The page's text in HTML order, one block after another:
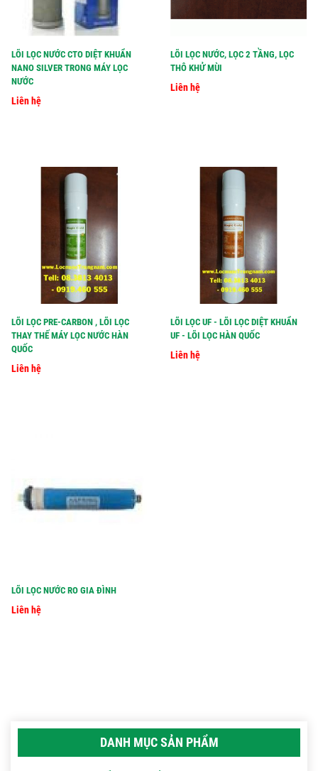
LÕI LỌC NƯỚC CTO DIỆT KHUẨN
NANO SILVER TRONG MÁY LỌC
NƯỚC
Liên hệ
LÕI LỌC NƯỚC, LỌC 2 TẦNG, LỌC
THÔ KHỬ MÙI
Liên hệ
LÕI LỌC PRE-CARBON , LÕI LỌC
THAY THẾ MÁY LỌC NƯỚC HÀN
QUỐC
Liên hệ
LÕI LỌC UF - LÕI LỌC DIỆT KHUẨN
UF - LÕI LỌC HÀN QUỐC
Liên hệ
LÕI LỌC NƯỚC RO GIA ĐÌNH
Liên hệ
DANH MỤC SẢN PHẨM